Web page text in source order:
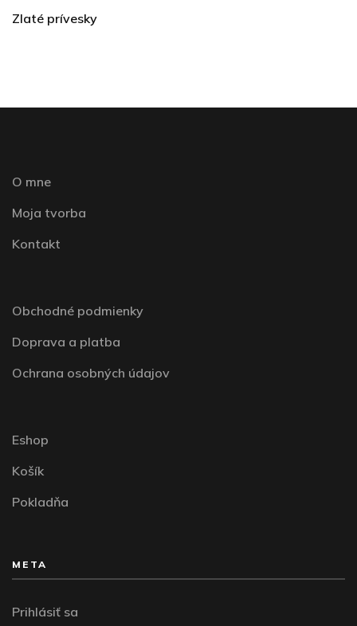
Zlaté prívesky
O mne
Moja tvorba
Kontakt
Obchodné podmienky
Doprava a platba
Ochrana osobných údajov
Eshop
Košík
Pokladňa
META
Prihlásiť sa